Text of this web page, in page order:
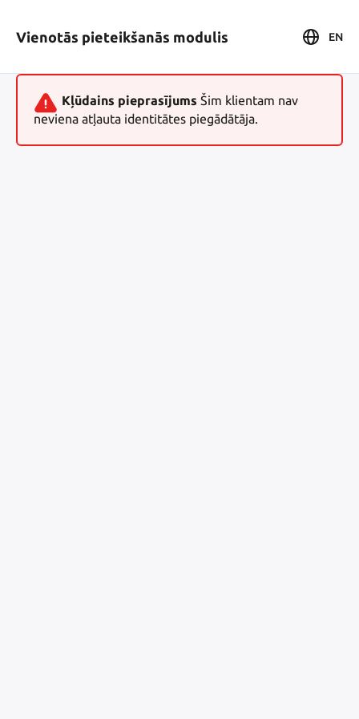
Vienotās pieteikšanās modulis EN
Kļūdains pieprasījums Šim klientam nav
neviena atļauta identitātes piegādātāja.